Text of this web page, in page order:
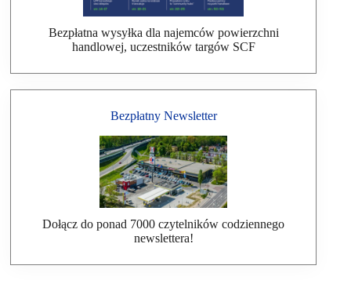
Bezpłatna wysyłka dla najemców powierzchni
handlowej, uczestników targów SCF
Bezpłatny Newsletter
Dołącz do ponad 7000 czytelników codziennego
newslettera!